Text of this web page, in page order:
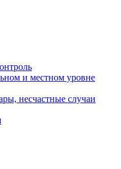
и местном уровне
несчастные случаи